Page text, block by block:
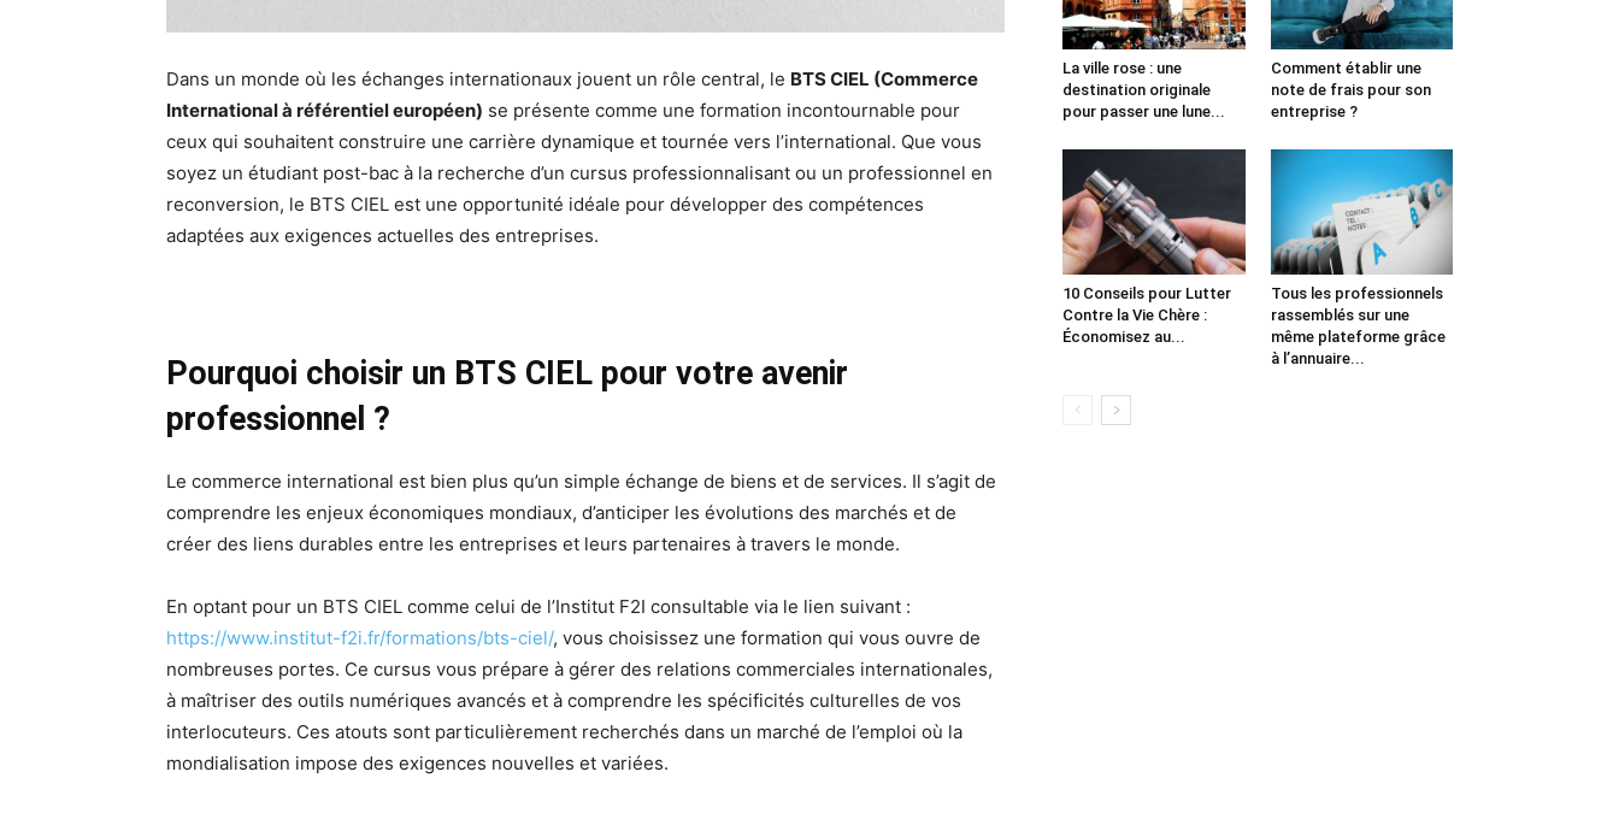
Dans un monde où les échanges internationaux jouent un rôle central, le BTS CIEL (Commerce
International à référentiel européen) se présente comme une formation incontournable pour
ceux qui souhaitent construire une carrière dynamique et tournée vers l’international. Que vous
soyez un étudiant post-bac à la recherche d’un cursus professionnalisant ou un professionnel en
reconversion, le BTS CIEL est une opportunité idéale pour développer des compétences
adaptées aux exigences actuelles des entreprises.
Pourquoi choisir un BTS CIEL pour votre avenir
professionnel ?
Le commerce international est bien plus qu’un simple échange de biens et de services. Il s’agit de
comprendre les enjeux économiques mondiaux, d’anticiper les évolutions des marchés et de
créer des liens durables entre les entreprises et leurs partenaires à travers le monde.
En optant pour un BTS CIEL comme celui de l’Institut F2I consultable via le lien suivant :
https://www.institut-f2i.fr/formations/bts-ciel/, vous choisissez une formation qui vous ouvre de
nombreuses portes. Ce cursus vous prépare à gérer des relations commerciales internationales,
à maîtriser des outils numériques avancés et à comprendre les spécificités culturelles de vos
interlocuteurs. Ces atouts sont particulièrement recherchés dans un marché de l’emploi où la
mondialisation impose des exigences nouvelles et variées.
La ville rose : une
destination originale
pour passer une lune...
Comment établir une
note de frais pour son
entreprise ?
10 Conseils pour Lutter
Contre la Vie Chère :
Économisez au...
Tous les professionnels
rassemblés sur une
même plateforme grâce
à l’annuaire...